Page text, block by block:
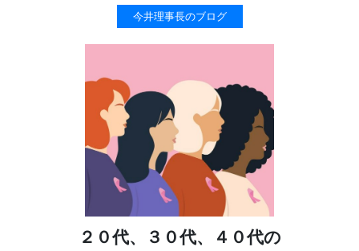
今井理事長のブログ
２０代、３０代、４０代の